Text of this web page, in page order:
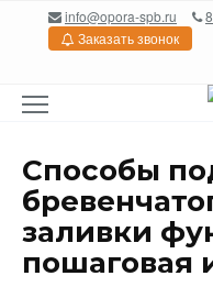
Перейтиinfo@opora-spb.ru
Заказать звонок
Способы
заливки
пошаговая